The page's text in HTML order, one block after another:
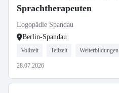
Sprachtherapeuten
Logopädie Spandau
Berlin-Spandau
Vollzeit Teilzeit Weiterbildungen
28.07.2026